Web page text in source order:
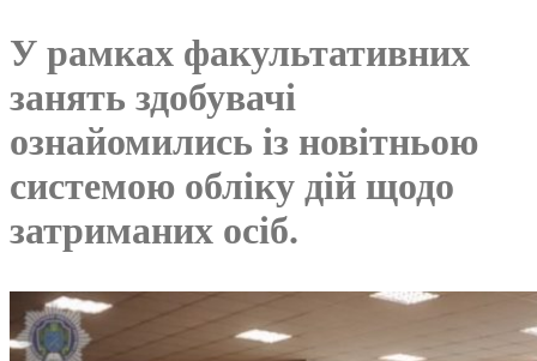
У рамках факультативних
занять здобувачі
ознайомились із новітньою
системою обліку дій щодо
затриманих осіб.